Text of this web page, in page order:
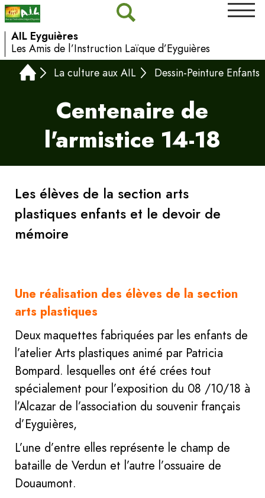
AIL Eyguières
Les Amis de l’Instruction Laïque d’Eyguières
La culture aux AIL
Dessin-Peinture Enfants
Centenaire de
l'armistice 14-18
Les élèves de la section arts
plastiques enfants et le devoir de
mémoire
Une réalisation des élèves de la section
arts plastiques
Deux maquettes fabriquées par les enfants de
l’atelier Arts plastiques animé par Patricia
Bompard. lesquelles ont été crées tout
spécialement pour l’exposition du 08 /10/18 à
l’Alcazar de l’association du souvenir français
d’Eyguières,
L’une d’entre elles représente le champ de
bataille de Verdun et l’autre l’ossuaire de
Douaumont.